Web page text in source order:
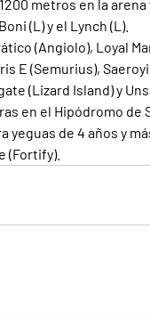
metros en la
(L) y el Lynch (L).
(Angiolo), Loyal
E (Semurius),
(Lizard Island) y
en el Hipódromo de
yeguas de 4 años y
(Fortify).